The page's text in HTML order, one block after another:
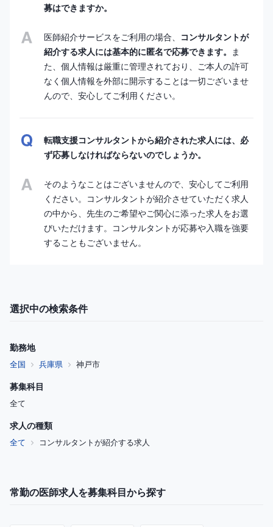
募はできますか。
医師紹介サービスをご利用の場合、
コンサルタントが
紹介する求人には基本的に匿名で応募できます。 ま
た、個人情報は厳重に管理されており、ご本人の許可
なく個人情報を外部に開示することは一切ございませ
んので、安心してご利用ください。
転職支援コンサルタントから紹介された求人には、必
ず応募しなければならないのでしょうか。
そのようなことはございませんので、安心してご利用
ください。コンサルタントが紹介させていただく求人
の中から、先生のご希望やご関心に添った求人をお選
びいただけます。コンサルタントが応募や入職を強要
することもございません。
選択中の検索条件
勤務地
全国 兵庫県 神戸市
募集科目
全て
求人の種類
全て コンサルタントが紹介する求人
常勤の医師求人を募集科目から探す